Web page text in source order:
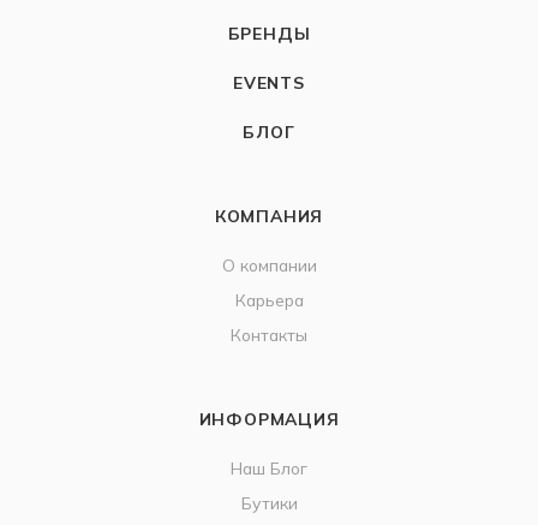
БРЕНДЫ
EVENTS
БЛОГ
КОМПАНИЯ
О компании
Карьера
Контакты
ИНФОРМАЦИЯ
Наш Блог
Бутики